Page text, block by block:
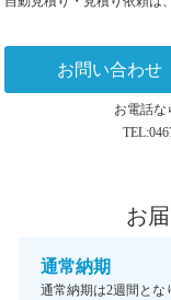
お問い合わせ
お電話な
お
通常納期
通常納期は2週間とな